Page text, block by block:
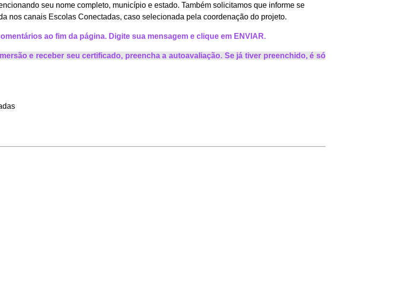
seu nome completo, município e estado. Também solicitamos que informe se
nos canais Escolas Conectadas, caso selecionada pela coordenação do projeto.
ao fim da página. Digite sua mensagem e clique em ENVIAR.
e receber seu certificado, preencha a autoavaliação. Se já tiver preenchido, é só